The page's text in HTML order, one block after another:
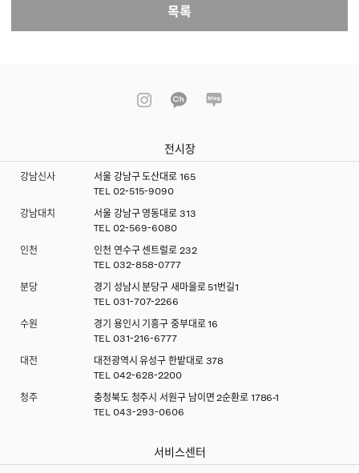
목록
전시장
강남신사
서울 강남구 도산대로 165
TEL 02-515-9090
강남대치
서울 강남구 영동대로 313
TEL 02-569-6080
인천
인천 연수구 센트럴로 232
TEL 032-858-0777
분당
경기 성남시 분당구 새마을로 51번길1
TEL 031-707-2266
수원
경기 용인시 기흥구 중부대로 16
TEL 031-216-6777
대전
대전광역시 유성구 한밭대로 378
TEL 042-628-2200
청주
충청북도 청주시 서원구 남이면 2순환로 1786-1
TEL 043-293-0606
서비스센터